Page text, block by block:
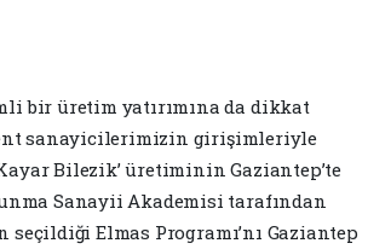
bir üretim yatırımına da dikkat
sanayicilerimizin girişimleriyle
Bilezik’ üretiminin Gaziantep’te
Sanayii Akademisi tarafından
Elmas Programı’nı Gaziantep